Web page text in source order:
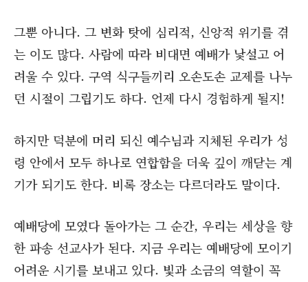
그뿐 아니다. 그 변화 탓에 심리적, 신앙적 위기를 겪
는 이도 많다. 사람에 따라 비대면 예배가 낯설고 어
려울 수 있다. 구역 식구들끼리 오손도손 교제를 나누
던 시절이 그립기도 하다. 언제 다시 경험하게 될지!
하지만 덕분에 머리 되신 예수님과 지체된 우리가 성
령 안에서 모두 하나로 연합함을 더욱 깊이 깨닫는 계
기가 되기도 한다. 비록 장소는 다르더라도 말이다.
예배당에 모였다 돌아가는 그 순간, 우리는 세상을 향
한 파송 선교사가 된다. 지금 우리는 예배당에 모이기
어려운 시기를 보내고 있다. 빛과 소금의 역할이 꼭